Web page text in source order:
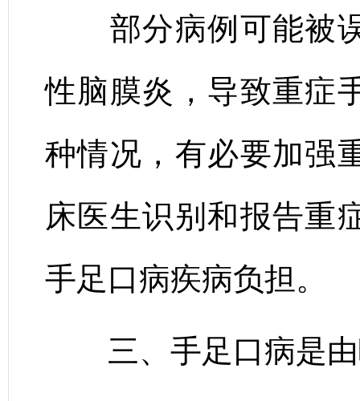
部分病例可能被误
性脑膜炎，导致重症
种情况，有必要加强
床医生识别和报告重
手足口病疾病负担。
三、手足口病是由